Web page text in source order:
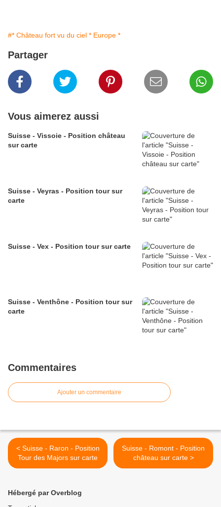
#* Château fort vu du ciel * Europe *
Partager
Vous aimerez aussi
Suisse - Vissoie - Position château
sur carte
Suisse - Veyras - Position tour sur
carte
Suisse - Vex - Position tour sur carte
Suisse - Venthône - Position tour sur
carte
Commentaires
Ajouter un commentaire
< Suisse - Raron - Position
Tour des Majors sur carte
Suisse - Romont - Position
château sur carte >
Hébergé par Overblog